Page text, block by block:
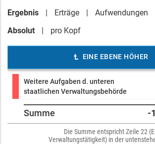
Ergebnis Erträge
Aufwendungen
Absolut
pro Kopf
EINE EBENE HÖHER
Weitere Aufgaben d. unteren
staatlichen Verwaltungsbehörde
Summe -
Die Summe entspricht Zeile 22
Verwaltungstätigkeit) in der